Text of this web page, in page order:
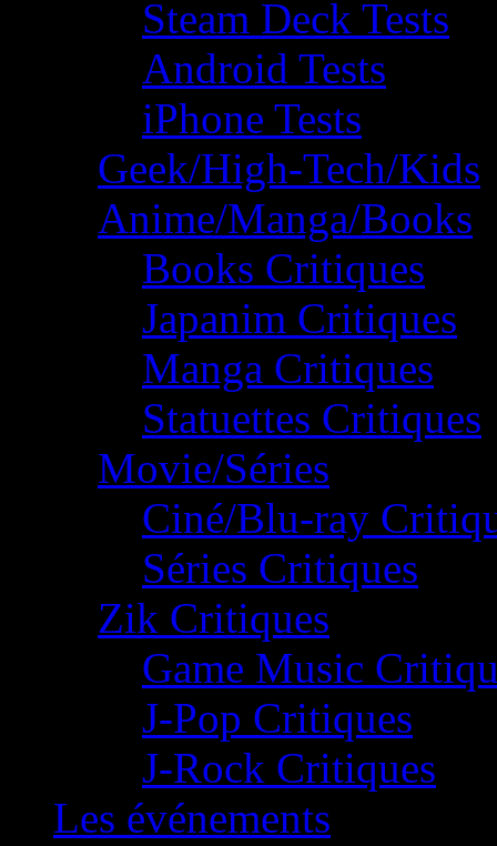
Steam Deck Tests
Android Tests
iPhone Tests
Geek/High-Tech/Kids
Anime/Manga/Books
Books Critiques
Japanim Critiques
Manga Critiques
Statuettes Critiques
Movie/Séries
Ciné/Blu-ray
Séries Critiques
Zik Critiques
Game Music
J-Pop Critiques
J-Rock Critiques
Les événements